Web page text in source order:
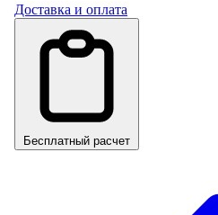
Доставка и оплата
Бесплатный расчет